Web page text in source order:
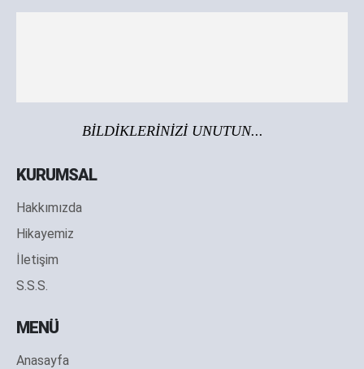
BİLDİKLERİNİZİ UNUTUN...
KURUMSAL
Hakkımızda
Hikayemiz
İletişim
S.S.S.
MENÜ
Anasayfa